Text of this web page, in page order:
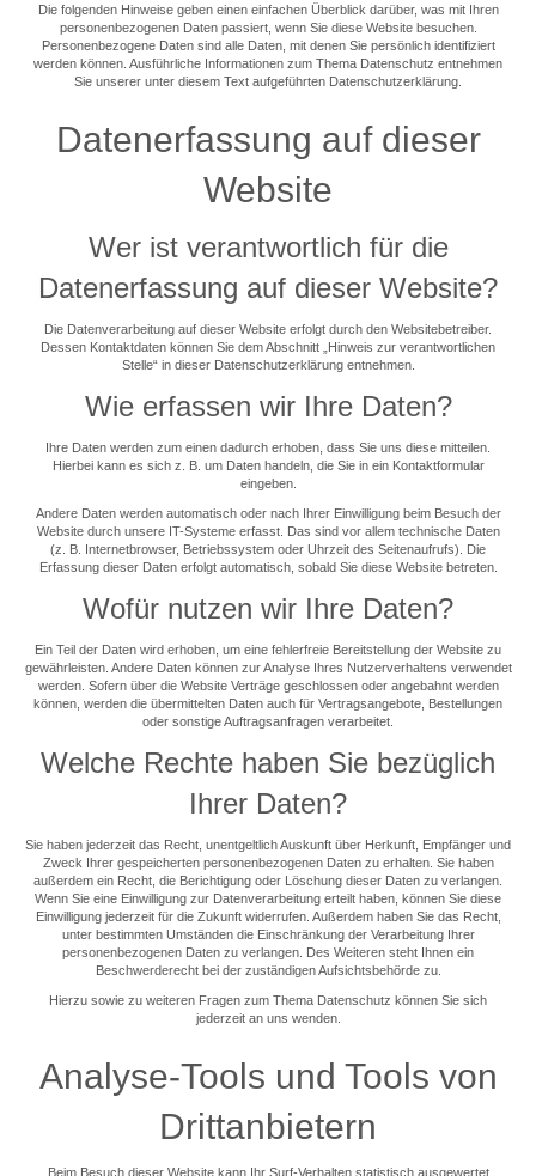
Die folgenden Hinweise geben einen einfachen Überblick darüber, was mit Ihren
personenbezogenen Daten passiert, wenn Sie diese Website besuchen.
Personenbezogene Daten sind alle Daten, mit denen Sie persönlich identifiziert
werden können. Ausführliche Informationen zum Thema Datenschutz entnehmen
Sie unserer unter diesem Text aufgeführten Datenschutzerklärung.
Datenerfassung auf dieser
Website
Wer ist verantwortlich für die
Datenerfassung auf dieser Website?
Die Datenverarbeitung auf dieser Website erfolgt durch den Websitebetreiber.
Dessen Kontaktdaten können Sie dem Abschnitt „Hinweis zur verantwortlichen
Stelle“ in dieser Datenschutzerklärung entnehmen.
Wie erfassen wir Ihre Daten?
Ihre Daten werden zum einen dadurch erhoben, dass Sie uns diese mitteilen.
Hierbei kann es sich z. B. um Daten handeln, die Sie in ein Kontaktformular
eingeben.
Andere Daten werden automatisch oder nach Ihrer Einwilligung beim Besuch der
Website durch unsere IT-Systeme erfasst. Das sind vor allem technische Daten
(z. B. Internetbrowser, Betriebssystem oder Uhrzeit des Seitenaufrufs). Die
Erfassung dieser Daten erfolgt automatisch, sobald Sie diese Website betreten.
Wofür nutzen wir Ihre Daten?
Ein Teil der Daten wird erhoben, um eine fehlerfreie Bereitstellung der Website zu
gewährleisten. Andere Daten können zur Analyse Ihres Nutzerverhaltens verwendet
werden. Sofern über die Website Verträge geschlossen oder angebahnt werden
können, werden die übermittelten Daten auch für Vertragsangebote, Bestellungen
oder sonstige Auftragsanfragen verarbeitet.
Welche Rechte haben Sie bezüglich
Ihrer Daten?
Sie haben jederzeit das Recht, unentgeltlich Auskunft über Herkunft, Empfänger und
Zweck Ihrer gespeicherten personenbezogenen Daten zu erhalten. Sie haben
außerdem ein Recht, die Berichtigung oder Löschung dieser Daten zu verlangen.
Wenn Sie eine Einwilligung zur Datenverarbeitung erteilt haben, können Sie diese
Einwilligung jederzeit für die Zukunft widerrufen. Außerdem haben Sie das Recht,
unter bestimmten Umständen die Einschränkung der Verarbeitung Ihrer
personenbezogenen Daten zu verlangen. Des Weiteren steht Ihnen ein
Beschwerderecht bei der zuständigen Aufsichtsbehörde zu.
Hierzu sowie zu weiteren Fragen zum Thema Datenschutz können Sie sich
jederzeit an uns wenden.
Analyse-Tools und Tools von
Dritt­anbietern
Beim Besuch dieser Website kann Ihr Surf-Verhalten statistisch ausgewertet